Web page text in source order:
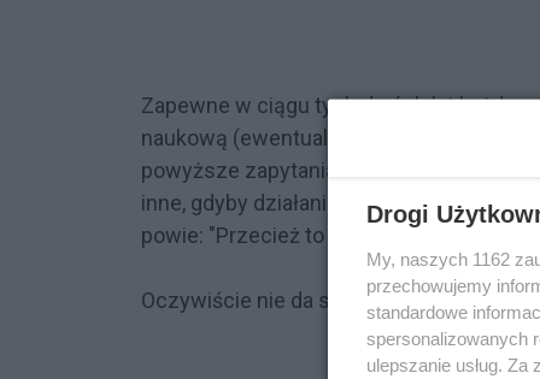
Zapewne w ciągu tych dwóch lat każdy
naukową (ewentualnie "naukową"), za
powyższe zapytania. Warto jednak
inne, gdyby działania rządu były
powie: "Przecież to nowy wirus! Jak
Oczywiście nie da się pomyśleć o
Drogi
My, naszych 1162
przechowujemy
standardowe
spersonalizowanych
ulepszanie usług.